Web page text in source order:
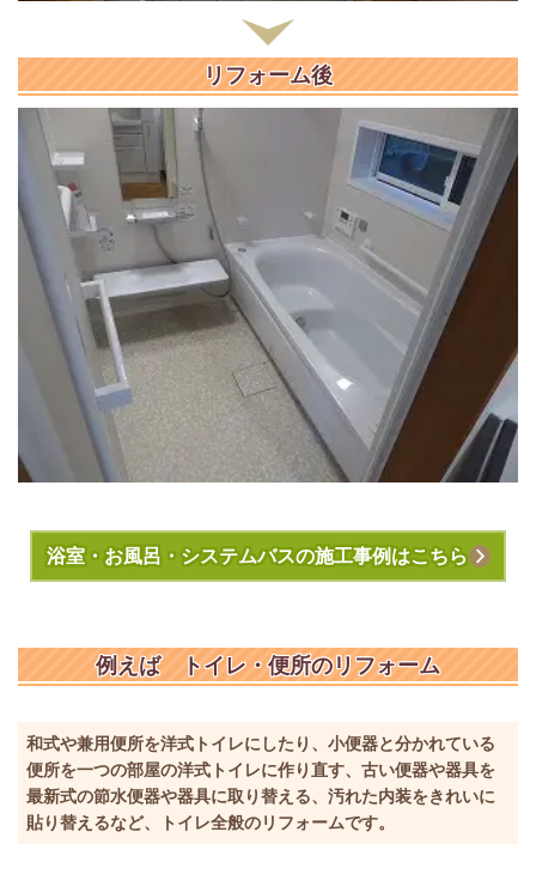
リフォーム後
浴室・お風呂・システムバスの施工事例はこちら
例えば トイレ・便所のリフォーム
和式や兼用便所を洋式トイレにしたり、小便器と分かれている
便所を一つの部屋の洋式トイレに作り直す、古い便器や器具を
最新式の節水便器や器具に取り替える、汚れた内装をきれいに
貼り替えるなど、トイレ全般のリフォームです。